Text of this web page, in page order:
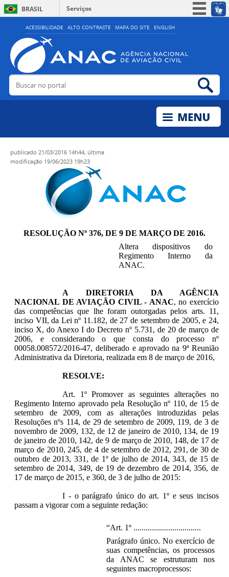
ACESSIBILIDADE ALTO CONTRASTE MAPA DO SITE ENGLISH
BRASIL
Serviços
Simplifique!
Acesso à informação
Legislação
Buscar no portal
publicado 21/03/2016 14h44, última
modificação 19/06/2023 19h23
RESOLUÇÃO Nº 376, DE 9 DE MARÇO DE 2016.
Altera dispositivos do
Regimento Interno da
ANAC.
A DIRETORIA DA AGÊNCIA
NACIONAL DE AVIAÇÃO CIVIL - ANAC, no exercício
das competências que lhe foram outorgadas pelos arts. 11,
inciso VII, da Lei nº 11.182, de 27 de setembro de 2005, e 24,
inciso X, do Anexo I do Decreto nº 5.731, de 20 de março de
2006, e considerando o que consta do processo nº
00058.008572/2016-47, deliberado e aprovado na 9ª Reunião
Administrativa da Diretoria, realizada em 8 de março de 2016,
RESOLVE:
Art. 1º Promover as seguintes alterações no
Regimento Interno aprovado pela Resolução nº 110, de 15 de
setembro de 2009, com as alterações introduzidas pelas
Resoluções nºs 114, de 29 de setembro de 2009, 119, de 3 de
novembro de 2009, 132, de 12 de janeiro de 2010, 134, de 19
de janeiro de 2010, 142, de 9 de março de 2010, 148, de 17 de
março de 2010, 245, de 4 de setembro de 2012, 291, de 30 de
outubro de 2013, 331, de 1º de julho de 2014, 343, de 15 de
setembro de 2014, 349, de 19 de dezembro de 2014, 356, de
17 de março de 2015, e 360, de 3 de julho de 2015:
I - o parágrafo único do art. 1º e seus incisos
passam a vigorar com a seguinte redação:
“Art. 1º .................................
Parágrafo único. No exercício de
suas competências, os processos
da ANAC se estruturam nos
seguintes macroprocessos: